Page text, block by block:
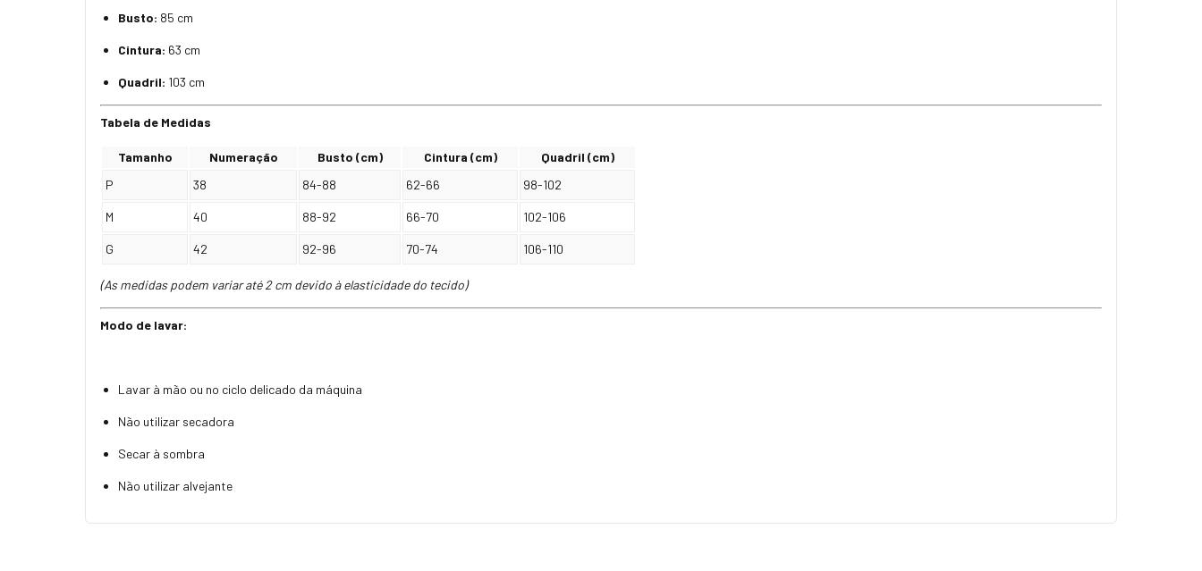
Busto: 85 cm
Cintura: 63 cm
Quadril: 103 cm
Tabela de Medidas
Tamanho Numeração Busto (cm) Cintura (cm)
Quadril (cm)
P
38 84-88 62-66 98-102
M 40 88-92 66-70 102-106
G 42 92-96 70-74 106-110
(As medidas podem variar até 2 cm devido à elasticidade do tecido)
Modo de lavar:
Lavar à mão ou no ciclo delicado da máquina
Não utilizar secadora
Secar à sombra
Não utilizar alvejante